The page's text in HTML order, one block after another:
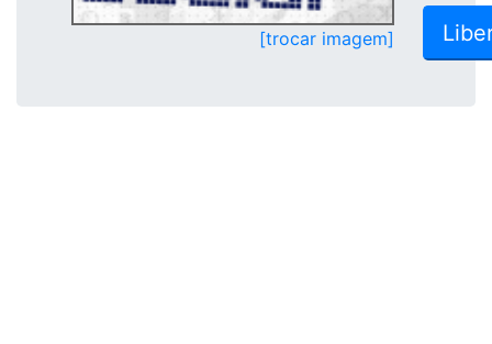
[trocar imagem]